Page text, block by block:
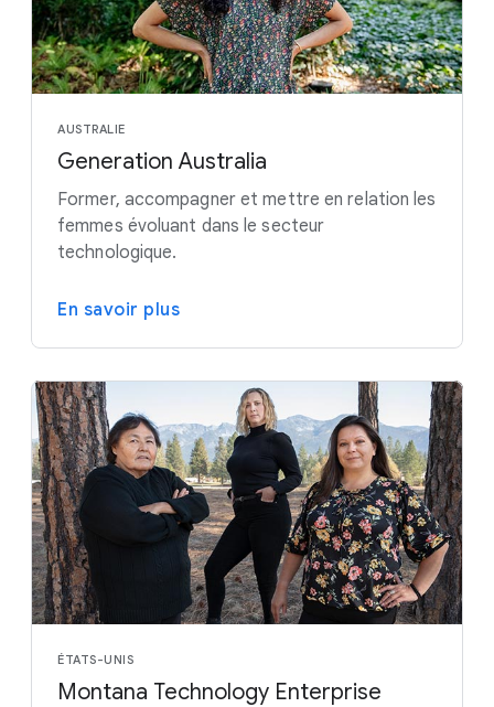
AUSTRALIE
Generation Australia
Former, accompagner et mettre en relation les
femmes évoluant dans le secteur
technologique.
En savoir plus
ÉTATS-UNIS
Montana Technology Enterprise